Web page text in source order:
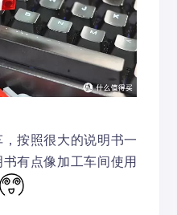
按照很大的说明书一
有点像加工车间使用